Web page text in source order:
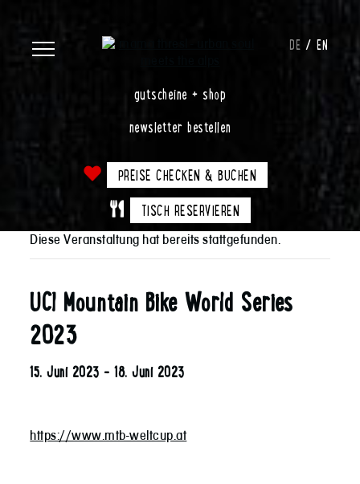
DE EN
gutscheine + shop
newsletter bestellen
PREISE CHECKEN & BUCHEN
TISCH RESERVIEREN
Diese Veranstaltung hat bereits stattgefunden.
UCI Mountain Bike World Series
2023
15. Juni 2023 -18. Juni 2023
https://www.mtb-weltcup.at